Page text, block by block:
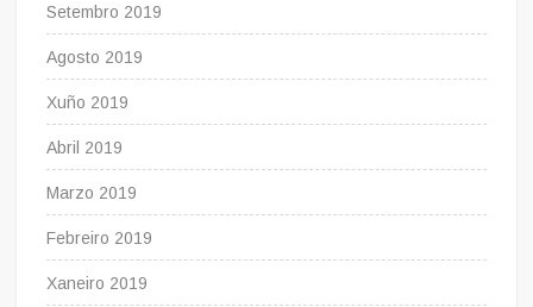
Setembro 2019
Agosto 2019
Xuño 2019
Abril 2019
Marzo 2019
Febreiro 2019
Xaneiro 2019